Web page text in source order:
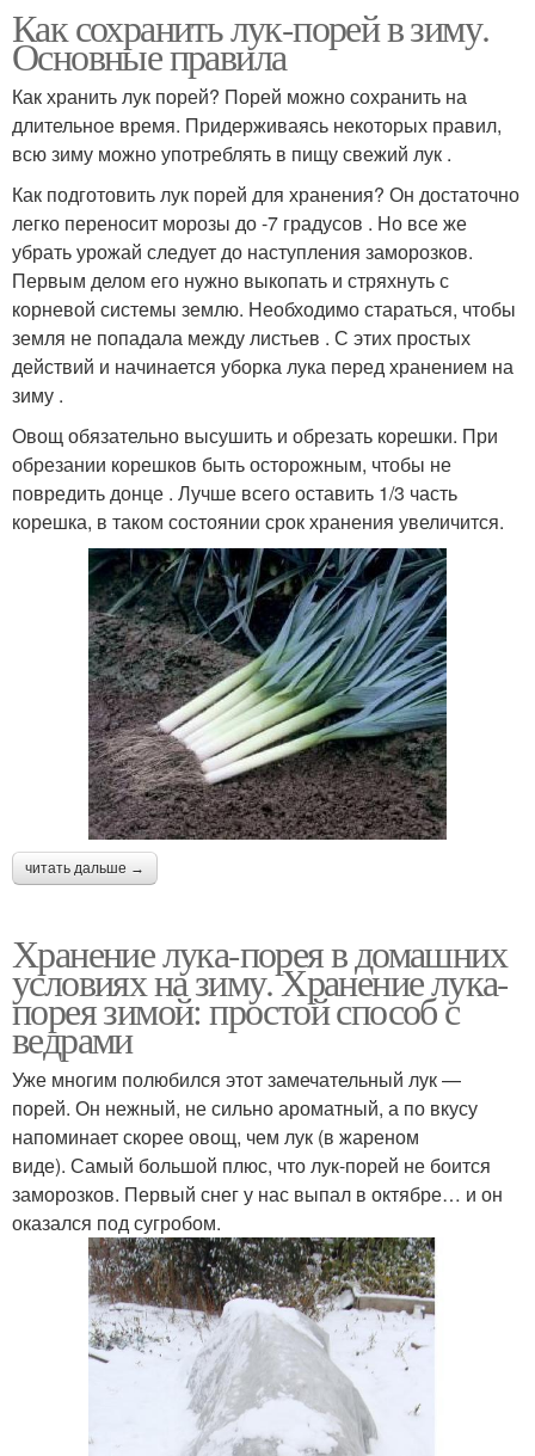
Как сохранить лук-порей в зиму.
Основные правила
Как хранить лук порей? Порей можно сохранить на
длительное время. Придерживаясь некоторых правил,
всю зиму можно употреблять в пищу свежий лук .
Как подготовить лук порей для хранения? Он достаточно
легко переносит морозы до -7 градусов . Но все же
убрать урожай следует до наступления заморозков.
Первым делом его нужно выкопать и стряхнуть с
корневой системы землю. Необходимо стараться, чтобы
земля не попадала между листьев . С этих простых
действий и начинается уборка лука перед хранением на
зиму .
Овощ обязательно высушить и обрезать корешки. При
обрезании корешков быть осторожным, чтобы не
повредить донце . Лучше всего оставить 1/3 часть
корешка, в таком состоянии срок хранения увеличится.
читать дальше →
Хранение лука-порея в домашних
условиях на зиму. Хранение лука-
порея зимой: простой способ с
ведрами
Уже многим полюбился этот замечательный лук —
порей. Он нежный, не сильно ароматный, а по вкусу
напоминает скорее овощ, чем лук (в жареном
виде). Самый большой плюс, что лук-порей не боится
заморозков. Первый снег у нас выпал в октябре… и он
оказался под сугробом.